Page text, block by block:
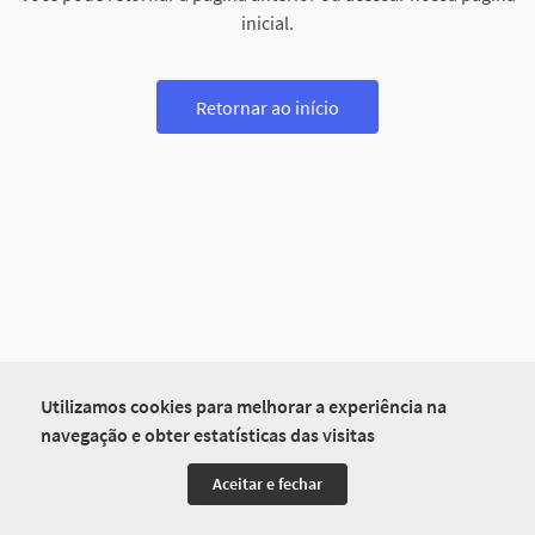
Utilizamos cookies para melhorar a experiência na
navegação e obter estatísticas das visitas
Aceitar e fechar
inicial.
Retornar ao início